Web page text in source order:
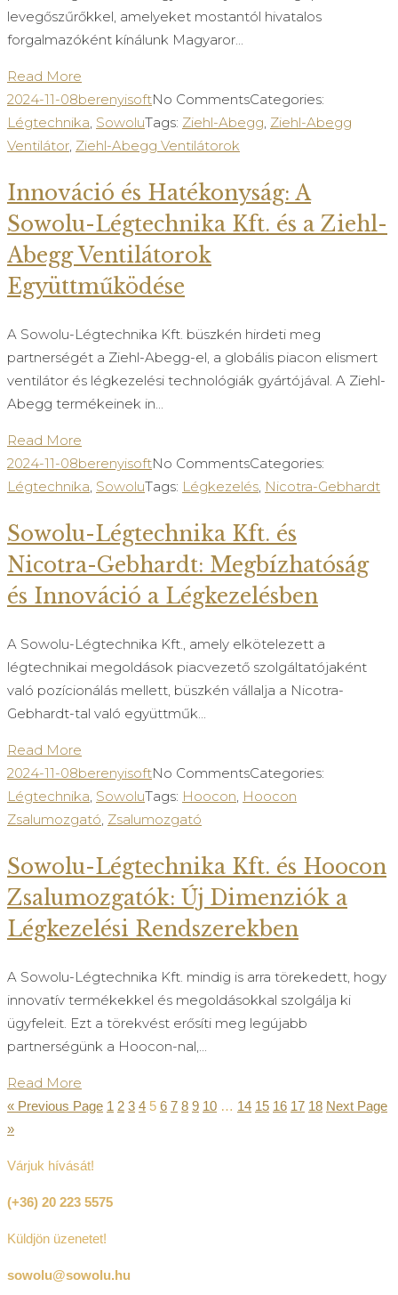
levegőszűrőkkel, amelyeket mostantól hivatalos
forgalmazóként kínálunk Magyaror...
Read More
2024-11-08berenyisoftNo CommentsCategories:
Légtechnika, SowoluTags: Ziehl-Abegg, Ziehl-Abegg
Ventilátor, Ziehl-Abegg Ventilátorok
Innováció és Hatékonyság: A
Sowolu-Légtechnika Kft. és a Ziehl-
Abegg Ventilátorok
Együttműködése
A Sowolu-Légtechnika Kft. büszkén hirdeti meg
partnerségét a Ziehl-Abegg-el, a globális piacon elismert
ventilátor és légkezelési technológiák gyártójával. A Ziehl-
Abegg termékeinek in...
Read More
2024-11-08berenyisoftNo CommentsCategories:
Légtechnika, SowoluTags: Légkezelés, Nicotra-Gebhardt
Sowolu-Légtechnika Kft. és
Nicotra-Gebhardt: Megbízhatóság
és Innováció a Légkezelésben
A Sowolu-Légtechnika Kft., amely elkötelezett a
légtechnikai megoldások piacvezető szolgáltatójaként
való pozícionálás mellett, büszkén vállalja a Nicotra-
Gebhardt-tal való együttműk...
Read More
2024-11-08berenyisoftNo CommentsCategories:
Légtechnika, SowoluTags: Hoocon, Hoocon
Zsalumozgató, Zsalumozgató
Sowolu-Légtechnika Kft. és Hoocon
Zsalumozgatók: Új Dimenziók a
Légkezelési Rendszerekben
A Sowolu-Légtechnika Kft. mindig is arra törekedett, hogy
innovatív termékekkel és megoldásokkal szolgálja ki
ügyfeleit. Ezt a törekvést erősíti meg legújabb
partnerségünk a Hoocon-nal,...
Read More
« Previous Page 1 2 3 4 5 6 7 8 9 10 … 14 15 16 17 18 Next Page
»
Várjuk hívását!
(+36) 20 223 5575
Küldjön üzenetet!
sowolu@sowolu.hu